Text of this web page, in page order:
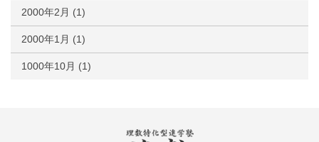
2000年2月 (1)
2000年1月 (1)
1000年10月 (1)